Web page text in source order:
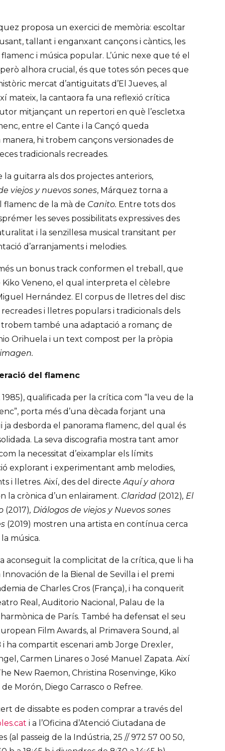
proposa un exercici de memòria: escoltar
tallant i enganxant cançons i càntics, les
i música popular. L’únic nexe que té el
alhora crucial, és que totes són peces que
mercat d’antiguitats d’El Jueves, al
mateix, la cantaora fa una reflexió crítica
mitjançant un repertori en què l’escletxa
entre el Cante i la Cançó queda
manera, hi trobem cançons versionades de
tradicionals recreades.
la guitarra als dos projectes anteriors,
viejos y nuevos sones, Márquez torna a
flamenc de la mà de Canito. Entre tots dos
les seves possibilitats expressives des
i la senzillesa musical transitant per
d’arranjaments i melodies.
un bonus track conformen el treball, que
Kiko Veneno, el qual interpreta el cèlebre
Hernández. El corpus de lletres del disc
i lletres populars i tradicionals dels
trobem també una adaptació a romanç de
Orihuela i un text compost per la pròpia
del flamenc
qualificada per la crítica com “la veu de la
porta més d’una dècada forjant una
ja desborda el panorama flamenc, del qual és
La seva discografia mostra tant amor
la necessitat d’eixamplar els límits
explorant i experimentant amb melodies,
i lletres. Així, des del directeAquí y ahora
la crònica d’un enlairament. Claridad (2012), El
(2017), Diálogos de viejos y Nuevos sones
(2019) mostren una artista en contínua cerca
música.
aconseguit la complicitat de la crítica, que li ha
de la Bienal de Sevilla i el premi
de Charles Cros (França), i ha conquerit
Real, Auditorio Nacional, Palau de la
de París. També ha defensat el seu
Film Awards, al Primavera Sound, al
i ha compartit escenari amb Jorge Drexler,
Carmen Linares o José Manuel Zapata. Així
New Raemon, Christina Rosenvinge, Kiko
Morón, Diego Carrasco o Refree.
de dissabte es poden comprar a través del
i a l’Oficina d’Atenció Ciutadana de
(al passeig de la Indústria, 25 // 972 57 00 50,